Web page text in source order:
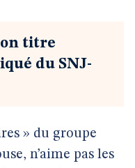
titre
du SNJ-
» du groupe
n’aime pas les